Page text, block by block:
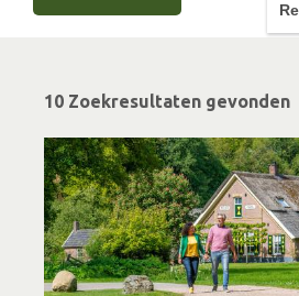
10 Zoekresultaten gevonden